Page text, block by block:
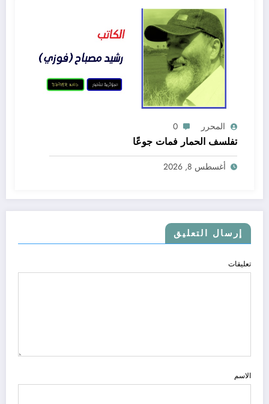
المحرر 0
تفلسف الحمار فمات جوعًا
أغسطس 8, 2026
إرسال التعليق
تعليقات
الاسم